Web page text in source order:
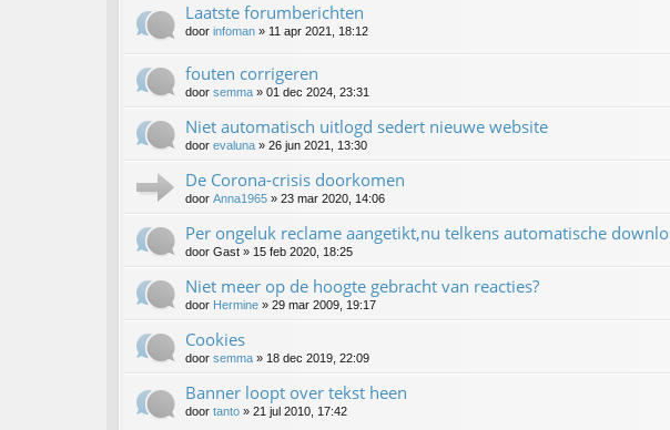
Laatste forumberichten
door infoman » 11 apr 2021, 18:12
fouten corrigeren
door semma » 01 dec 2024, 23:31
Niet automatisch uitlogd sedert nieuwe website
door evaluna » 26 jun 2021, 13:30
De Corona-crisis doorkomen
door Anna1965 » 23 mar 2020, 14:06
Per ongeluk reclame aangetikt,nu telkens automatische downlo
door Gast » 15 feb 2020, 18:25
Niet meer op de hoogte gebracht van reacties?
door Hermine » 29 mar 2009, 19:17
Cookies
door semma » 18 dec 2019, 22:09
Banner loopt over tekst heen
door tanto » 21 jul 2010, 17:42